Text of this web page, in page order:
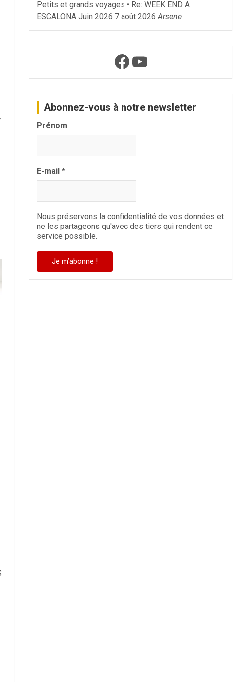
Petits et grands voyages • Re: WEEK END A
ESCALONA Juin 2026 7 août 2026 Arsene
Facebook
YouTube
Abonnez-vous à notre newsletter
Prénom
E-mail*
Nous préservons la confidentialité de vos données et
ne les partageons qu'avec des tiers qui rendent ce
service possible.